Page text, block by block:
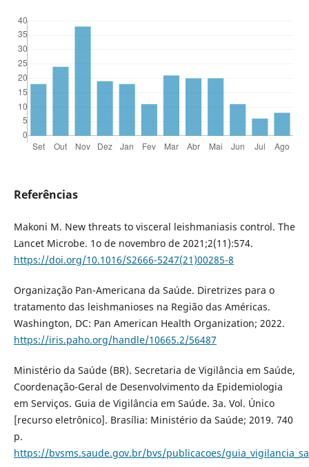
Referências
Makoni M. New threats to visceral leishmaniasis control. The
Lancet Microbe. 1o de novembro de 2021;2(11):574.
https://doi.org/10.1016/S2666-5247(21)00285-8
Organização Pan-Americana da Saúde. Diretrizes para o
tratamento das leishmanioses na Região das Américas.
Washington, DC: Pan American Health Organization; 2022.
https://iris.paho.org/handle/10665.2/56487
Ministério da Saúde (BR). Secretaria de Vigilância em Saúde,
Coordenação-Geral de Desenvolvimento da Epidemiologia
em Serviços. Guia de Vigilância em Saúde. 3a. Vol. Único
[recurso eletrônico]. Brasília: Ministério da Saúde; 2019. 740
p.
https://bvsms.saude.gov.br/bvs/publicacoes/